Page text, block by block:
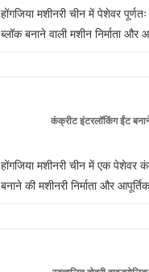
होंगजिया मशीनरी चीन में पेशेवर
ब्लॉक बनाने वाली मशीन निर्माता और
कंक्रीट इंटरलॉकिंग ईंट
होंगजिया मशीनरी चीन में एक पेशेवर
बनाने की मशीनरी निर्माता और
में दीवार पैनल मशीन निर्माता और